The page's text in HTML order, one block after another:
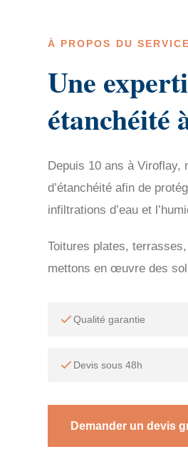
À PROPOS DU SERVICE
Une
étanchéité
Depuis 10 ans à Viroflay,
d’étanchéité afin de
infiltrations d’eau et
Toitures plates,
mettons en œuvre des
Qualité garantie
Devis sous 48h
Demander un devis